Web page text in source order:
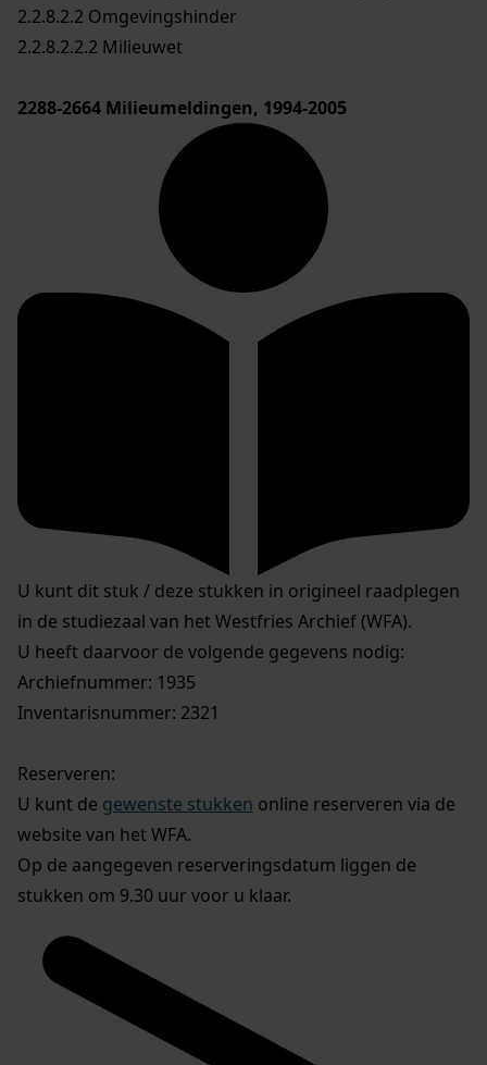
2.2.8.2.2 Omgevingshinder
2.2.8.2.2.2 Milieuwet
2288-2664 Milieumeldingen, 1994-2005
U kunt dit stuk / deze stukken in origineel raadplegen
in de studiezaal van het Westfries Archief (WFA).
U heeft daarvoor de volgende gegevens nodig:
Archiefnummer: 1935
Inventarisnummer: 2321
Reserveren:
U kunt de gewenste stukken online reserveren via de
website van het WFA.
Op de aangegeven reserveringsdatum liggen de
stukken om 9.30 uur voor u klaar.